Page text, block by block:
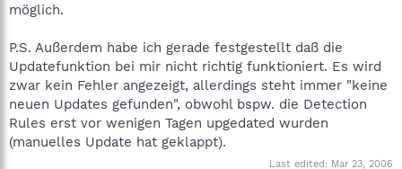
möglich.
P.S. Außerdem habe ich gerade festgestellt daß die
Updatefunktion bei mir nicht richtig funktioniert. Es wird
zwar kein Fehler angezeigt, allerdings steht immer "keine
neuen Updates gefunden", obwohl bspw. die Detection
Rules erst vor wenigen Tagen upgedated wurden
(manuelles Update hat geklappt).
Last edited: Mar 23, 2006